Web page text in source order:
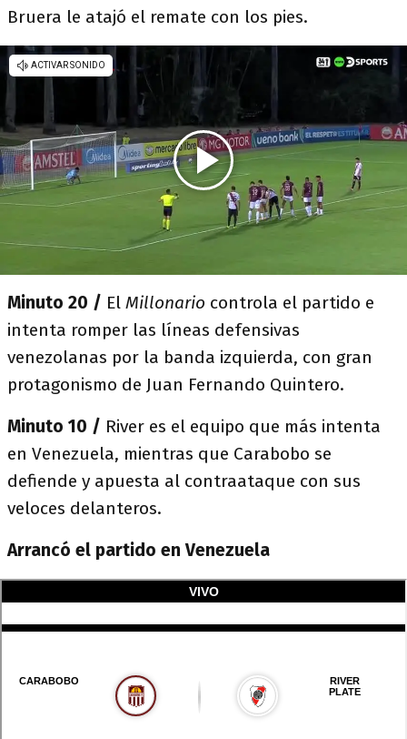
Bruera le atajó el remate con los pies.
Minuto 20 / El Millonario controla el partido e
intenta romper las líneas defensivas
venezolanas por la banda izquierda, con gran
protagonismo de Juan Fernando Quintero.
Minuto 10 / River es el equipo que más intenta
en Venezuela, mientras que Carabobo se
defiende y apuesta al contraataque con sus
veloces delanteros.
Arrancó el partido en Venezuela